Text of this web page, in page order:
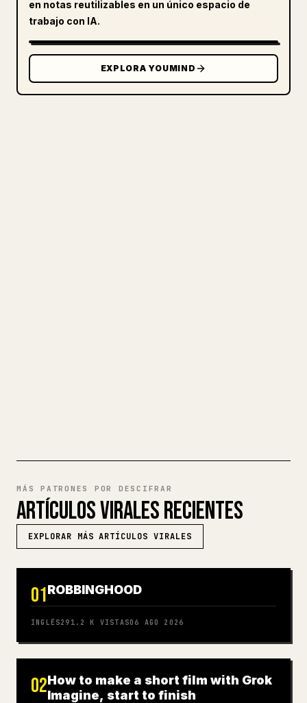
en notas reutilizables en un único espacio de
trabajo con IA.
EXPLORA YOUMIND
MÁS PATRONES POR DESCIFRAR
ARTÍCULOS VIRALES RECIENTES
EXPLORAR MÁS ARTÍCULOS VIRALES
01ROBBINGHOOD
INGLÉS291.2 K VISTAS06 AGO 2026
02How to make a short film with Grok
Imagine, start to finish